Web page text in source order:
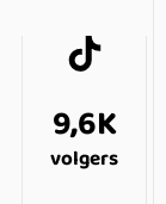
9,6K
volgers